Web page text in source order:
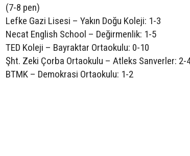
(7-8 pen)
Lefke Gazi Lisesi – Yakın Doğu Koleji: 1-3
Necat English School – Değirmenlik: 1-5
TED Koleji – Bayraktar Ortaokulu: 0-10
Şht. Zeki Çorba Ortaokulu – Atleks Sanverler: 2-
BTMK – Demokrasi Ortaokulu: 1-2